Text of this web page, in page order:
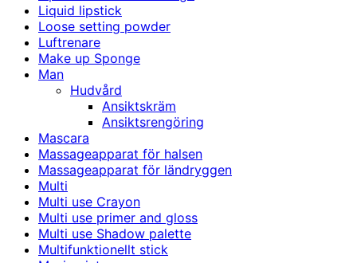
Liquid lipstick
Loose setting powder
Luftrenare
Make up Sponge
Man
Hudvård
Ansiktskräm
Ansiktsrengöring
Mascara
Massageapparat för halsen
Massageapparat för ländryggen
Multi
Multi use Crayon
Multi use primer and gloss
Multi use Shadow palette
Multifunktionellt stick